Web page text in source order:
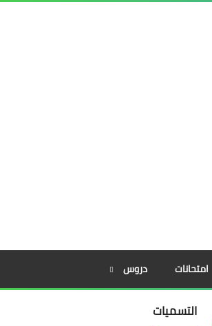
امتحانات دروس
التسميات